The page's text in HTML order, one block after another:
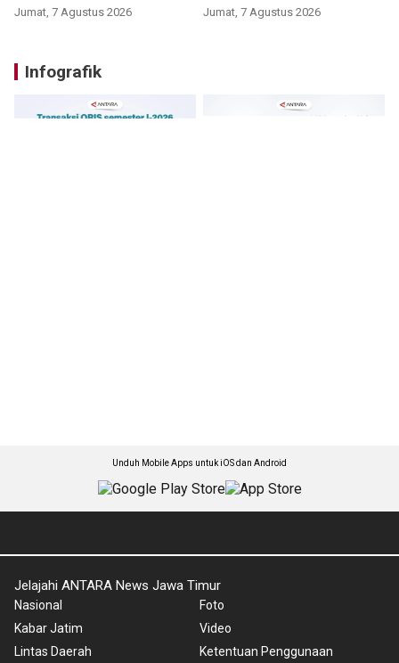
Jumat, 7 Agustus 2026 Jumat, 7 Agustus 2026
Infografik
Unduh Mobile Apps untuk iOS dan Android
Jelajahi ANTARA News Jawa Timur
Nasional
Kabar Jatim
Lintas Daerah
Foto
Video
Ketentuan Penggunaan